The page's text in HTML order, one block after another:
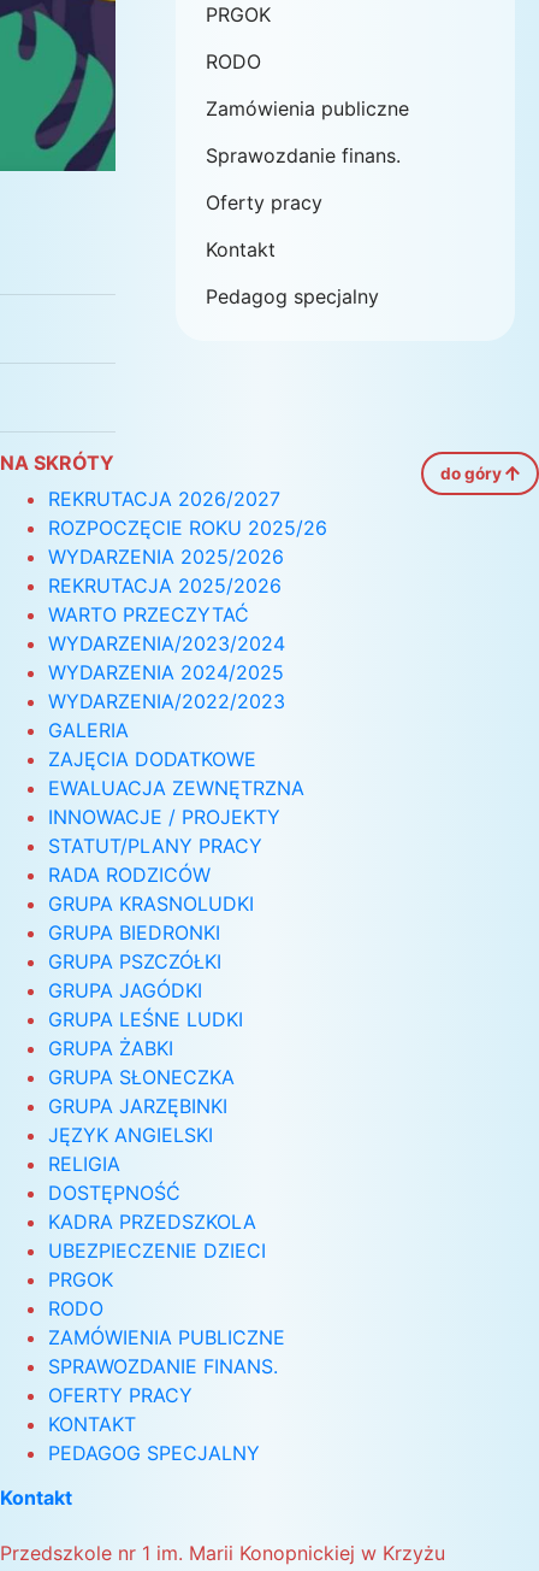
PRGOK
RODO
Zamówienia publiczne
Sprawozdanie finans.
Oferty pracy
Kontakt
Pedagog specjalny
NA SKRÓTY do góry
REKRUTACJA 2026/2027
ROZPOCZĘCIE ROKU 2025/26
WYDARZENIA 2025/2026
REKRUTACJA 2025/2026
WARTO PRZECZYTAĆ
WYDARZENIA/2023/2024
WYDARZENIA 2024/2025
WYDARZENIA/2022/2023
GALERIA
ZAJĘCIA DODATKOWE
EWALUACJA ZEWNĘTRZNA
INNOWACJE / PROJEKTY
STATUT/PLANY PRACY
RADA RODZICÓW
GRUPA KRASNOLUDKI
GRUPA BIEDRONKI
GRUPA PSZCZÓŁKI
GRUPA JAGÓDKI
GRUPA LEŚNE LUDKI
GRUPA ŻABKI
GRUPA SŁONECZKA
GRUPA JARZĘBINKI
JĘZYK ANGIELSKI
RELIGIA
DOSTĘPNOŚĆ
KADRA PRZEDSZKOLA
UBEZPIECZENIE DZIECI
PRGOK
RODO
ZAMÓWIENIA PUBLICZNE
SPRAWOZDANIE FINANS.
OFERTY PRACY
KONTAKT
PEDAGOG SPECJALNY
Kontakt
Przedszkole nr 1 im. Marii Konopnickiej w Krzyżu